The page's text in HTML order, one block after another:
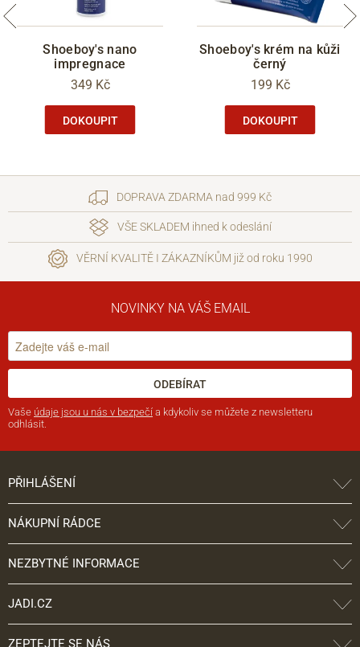
Shoeboy's nano
impregnace
349 Kč
DOKOUPIT
Shoeboy's krém na kůži
černý
199 Kč
DOKOUPIT
DOPRAVA ZDARMA nad 999 Kč
VŠE SKLADEM ihned k odeslání
VĚRNÍ KVALITĚ I ZÁKAZNÍKŮM již od roku 1990
NOVINKY NA VÁŠ EMAIL
ODEBÍRAT
Vaše údaje jsou u nás v bezpečí a kdykoliv se můžete z newsletteru
odhlásit.
PŘIHLÁŠENÍ
NÁKUPNÍ RÁDCE
NEZBYTNÉ INFORMACE
JADI.CZ
ZEPTEJTE SE NÁS